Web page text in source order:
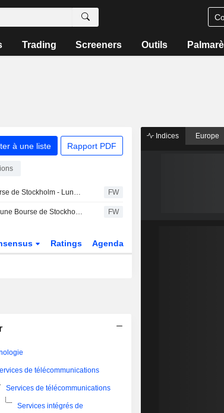
Trading Screeners Outils
à une liste Rapport PDF
Stagnation à la Bourse de Stockholm - Lundin Gold progresse après ses résultats FW
Yubico s'envole sur une Bourse de Stockholm atone, l'indice OMXS30 inchangé FW
Ratings Agenda
de télécommunications
Services de télécommunications
Services intégrés de
Indices Europe